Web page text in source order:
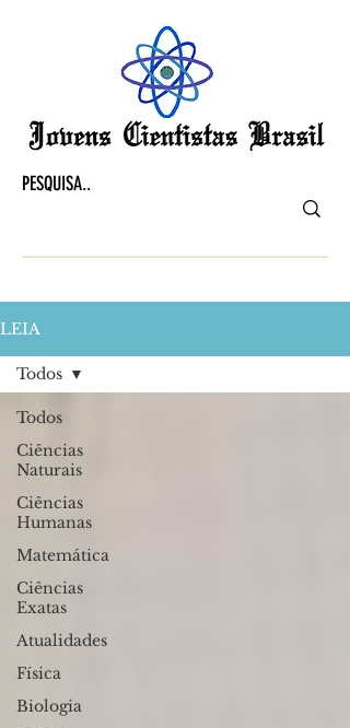
LEIA
Todos
Ciências
Naturais
Ciências
Humanas
Matemática
Ciências
Exatas
Atualidades
Física
Biologia
Todos